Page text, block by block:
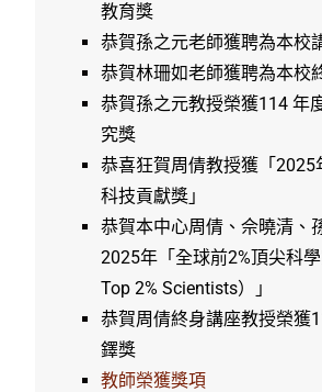
教育獎
恭賀孫之元老師獲聘為本校
恭賀林珊如老師獲聘為本校
恭賀孫之元教授榮獲114 年
究獎
恭喜狂賀周倩教授獲「2025
科技貢獻獎」
恭賀本中心周倩、佘曉清、
2025年「全球前2%頂尖科學
Top 2% Scientists）」
恭賀周倩終身講座教授榮獲
鐸獎
教師榮獲獎項